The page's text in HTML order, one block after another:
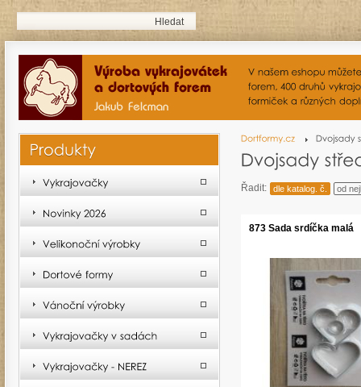
Řadit: dle katalog. č. od
873 Sada srdíčka malá